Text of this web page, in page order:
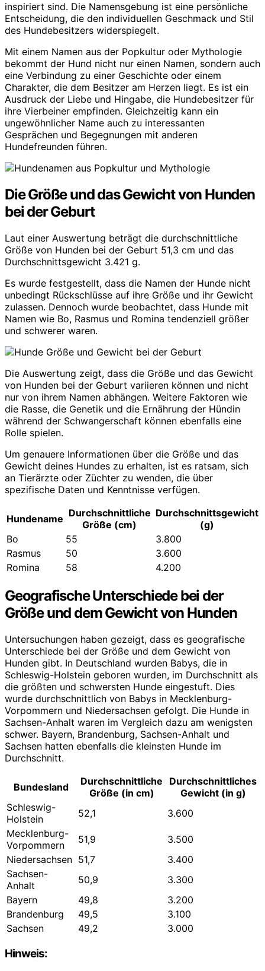
inspiriert sind. Die Namensgebung ist eine persönliche
Entscheidung, die den individuellen Geschmack und Stil
des Hundebesitzers widerspiegelt.
Mit einem Namen aus der Popkultur oder Mythologie
bekommt der Hund nicht nur einen Namen, sondern auch
eine Verbindung zu einer Geschichte oder einem
Charakter, die dem Besitzer am Herzen liegt. Es ist ein
Ausdruck der Liebe und Hingabe, die Hundebesitzer für
ihre Vierbeiner empfinden. Gleichzeitig kann ein
ungewöhnlicher Name auch zu interessanten
Gesprächen und Begegnungen mit anderen
Hundefreunden führen.
Die Größe und das Gewicht von Hunden
bei der Geburt
Laut einer Auswertung beträgt die durchschnittliche
Größe von Hunden bei der Geburt 51,3 cm und das
Durchschnittsgewicht 3.421 g.
Es wurde festgestellt, dass die Namen der Hunde nicht
unbedingt Rückschlüsse auf ihre Größe und ihr Gewicht
zulassen. Dennoch wurde beobachtet, dass Hunde mit
Namen wie Bo, Rasmus und Romina tendenziell größer
und schwerer waren.
Die Auswertung zeigt, dass die Größe und das Gewicht
von Hunden bei der Geburt variieren können und nicht
nur von ihrem Namen abhängen. Weitere Faktoren wie
die Rasse, die Genetik und die Ernährung der Hündin
während der Schwangerschaft können ebenfalls eine
Rolle spielen.
Um genauere Informationen über die Größe und das
Gewicht deines Hundes zu erhalten, ist es ratsam, sich
an Tierärzte oder Züchter zu wenden, die über
spezifische Daten und Kenntnisse verfügen.
Hundename Durchschnittliche
Größe (cm)
Durchschnittsgewicht
(g)
Bo
55
3.800
Rasmus
50
3.600
Romina
58 4.200
Geografische Unterschiede bei der
Größe und dem Gewicht von Hunden
Untersuchungen haben gezeigt, dass es geografische
Unterschiede bei der Größe und dem Gewicht von
Hunden gibt. In Deutschland wurden Babys, die in
Schleswig-Holstein geboren wurden, im Durchschnitt als
die größten und schwersten Hunde eingestuft. Dies
wurde durchschnittlich von Babys in Mecklenburg-
Vorpommern und Niedersachsen gefolgt. Die Hunde in
Sachsen-Anhalt waren im Vergleich dazu am wenigsten
schwer. Bayern, Brandenburg, Sachsen-Anhalt und
Sachsen hatten ebenfalls die kleinsten Hunde im
Durchschnitt.
Bundesland
Durchschnittliche
Größe (in cm)
Durchschnittliches
Gewicht (in g)
Schleswig-
Holstein
52,1
3.600
Mecklenburg-
Vorpommern
51,9
3.500
Niedersachsen 51,7
3.400
Sachsen-
Anhalt
50,9
3.300
Bayern
49,8
3.200
Brandenburg
49,5
3.100
Sachsen
49,2 3.000
Hinweis: